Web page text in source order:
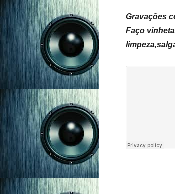
Gravações
Faço